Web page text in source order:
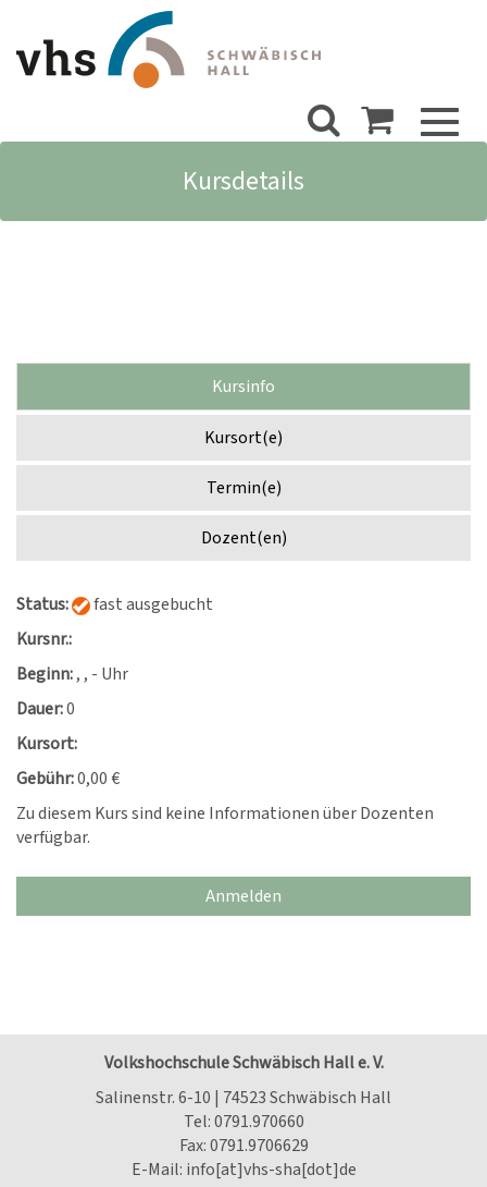
Kursdetails
Kursinfo
Kursort(e)
Termin(e)
Dozent(en)
Status:
fast ausgebucht
Kursnr.:
Beginn:, , - Uhr
Dauer:0
Kursort:
Gebühr:0,00 €
Zu diesem Kurs sind keine Informationen über Dozenten
verfügbar.
Anmelden
Volkshochschule Schwäbisch Hall e. V.
Salinenstr. 6-10 | 74523 Schwäbisch Hall
Tel:0791.970660
Fax: 0791.9706629
E-Mail: info[at]vhs-sha[dot]de